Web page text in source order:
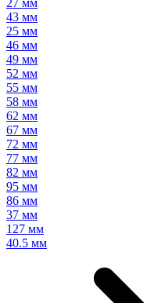
27 мм
43 мм
25 мм
46 мм
49 мм
52 мм
55 мм
58 мм
62 мм
67 мм
72 мм
77 мм
82 мм
95 мм
86 мм
37 мм
127 мм
40.5 мм